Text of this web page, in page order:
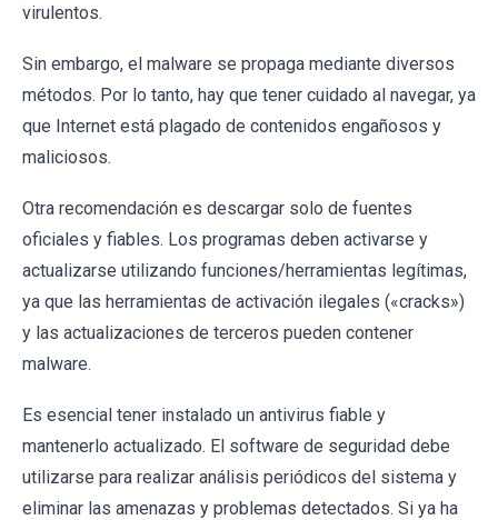
virulentos.
Sin embargo, el malware se propaga mediante diversos
métodos. Por lo tanto, hay que tener cuidado al navegar, ya
que Internet está plagado de contenidos engañosos y
maliciosos.
Otra recomendación es descargar solo de fuentes
oficiales y fiables. Los programas deben activarse y
actualizarse utilizando funciones/herramientas legítimas,
ya que las herramientas de activación ilegales («cracks»)
y las actualizaciones de terceros pueden contener
malware.
Es esencial tener instalado un antivirus fiable y
mantenerlo actualizado. El software de seguridad debe
utilizarse para realizar análisis periódicos del sistema y
eliminar las amenazas y problemas detectados. Si ya ha